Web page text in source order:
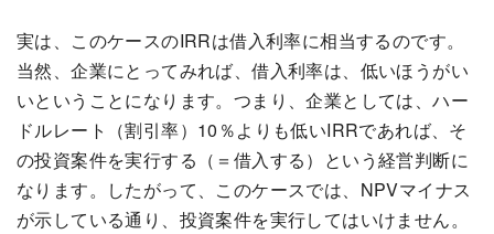
実は、このケースのIRRは借入利率に相当するのです。
当然、企業にとってみれば、借入利率は、低いほうがい
いということになります。つまり、企業としては、ハー
ドルレート（割引率）10％よりも低いIRRであれば、そ
の投資案件を実行する（＝借入する）という経営判断に
なります。したがって、このケースでは、NPVマイナス
が示している通り、投資案件を実行してはいけません。